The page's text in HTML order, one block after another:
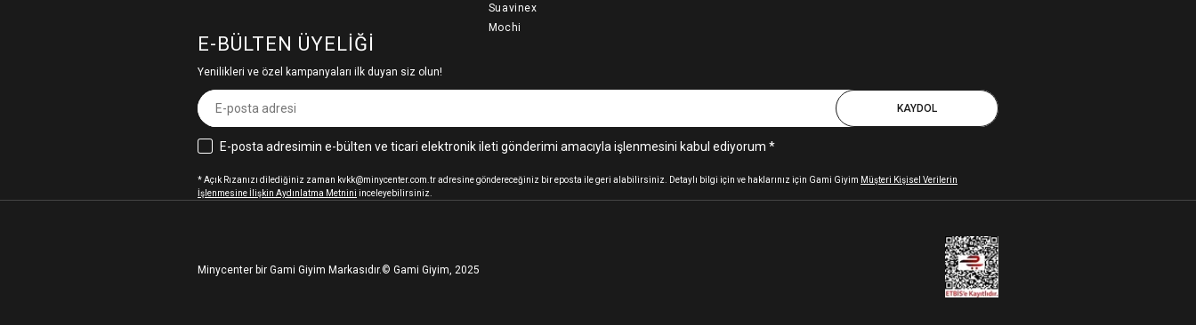
Suavinex
Mochi
E-BÜLTEN ÜYELIĞI
Yenilikleri ve özel kampanyaları ilk duyan siz olun!
KAYDOL
E-posta adresimin e-bülten ve ticari elektronik ileti gönderimi amacıyla işlenmesini kabul ediyorum *
* Açık Rızanızı dilediğiniz zaman kvkk@minycenter.com.tr adresine göndereceğiniz bir eposta ile geri alabilirsiniz. Detaylı bilgi için ve haklarınız için Gami Giyim Müşteri Kişisel Verilerin
İşlenmesine İlişkin Aydınlatma Metnini inceleyebilirsiniz.
Minycenter bir Gami Giyim Markasıdır. © Gami Giyim, 2025